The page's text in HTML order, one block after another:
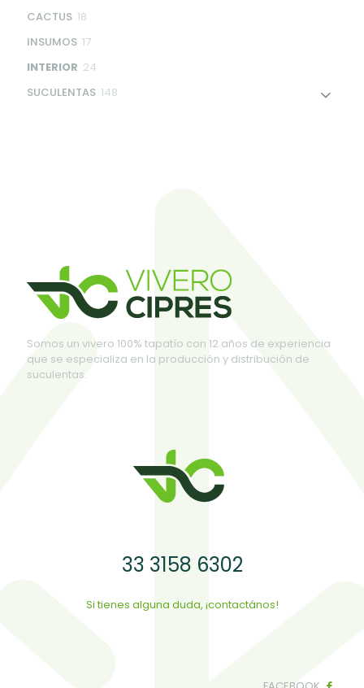
CACTUS 18
INSUMOS 1717
INTERIOR 24
SUCULENTAS 148
Somos un vivero 100% tapatío con 12 años de experiencia
que se especializa en la producción y distribución de
suculentas.
33 3158 6302
Si tienes alguna duda, ¡contactános!